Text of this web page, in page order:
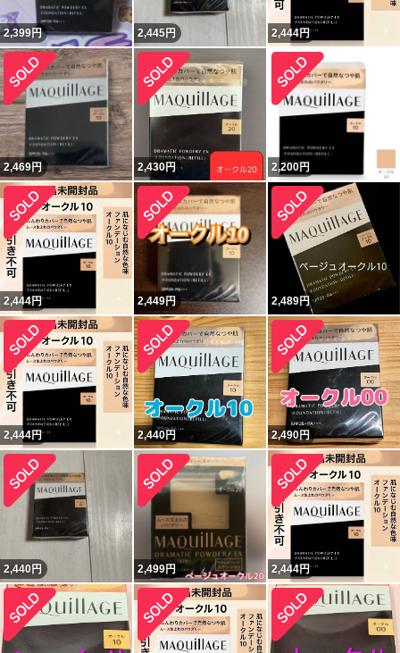
2,399円 2,445円 2,444円
2,469円 2,430円 2,200円
2,444円 2,449円 2,489円
2,444円 2,440円 2,490円
2,440円 2,499円 2,444円